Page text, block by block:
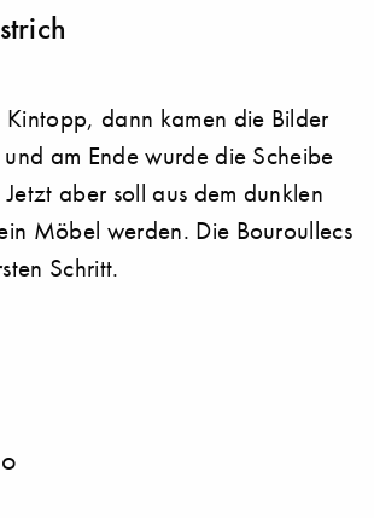
Kintopp, dann kamen die Bilder
am Ende wurde die Scheibe
aber soll aus dem dunklen
Möbel werden. Die Bouroullecs
Schritt.